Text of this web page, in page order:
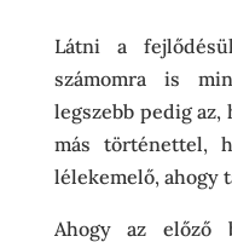
Látni a
számomra is
legszebb pedig az,
más történettel,
lélekemelő, ahogy
Ahogy az előző